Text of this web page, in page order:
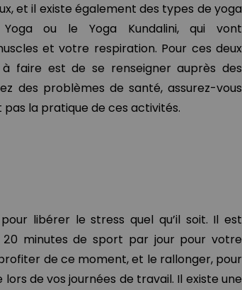
et il existe également des types de yoga
ou le Yoga Kundalini, qui vont
et votre respiration. Pour ces deux
faire est de se renseigner auprès des
des problèmes de santé, assurez-vous
la pratique de ces activités.
libérer le stress quel qu’il soit. Il est
20 minutes de sport par jour pour votre
de ce moment, et le rallonger, pour
de vos journées de travail. Il existe une